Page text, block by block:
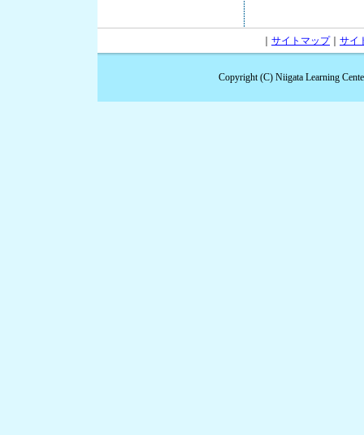
サイトマップ｜ サイ
Copyright (C) Niigata Learning